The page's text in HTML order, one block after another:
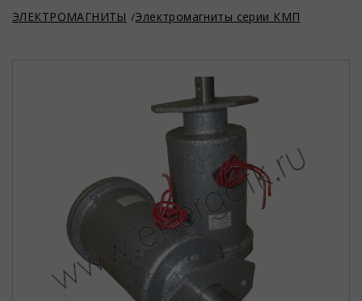
ЭЛЕКТРОМАГНИТЫ Электромагниты серии КМП